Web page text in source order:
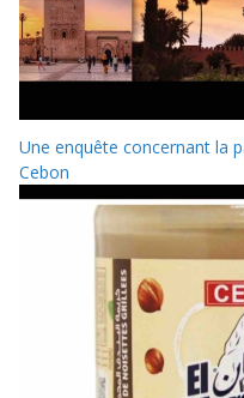
Une enquête concernant la
Cebon